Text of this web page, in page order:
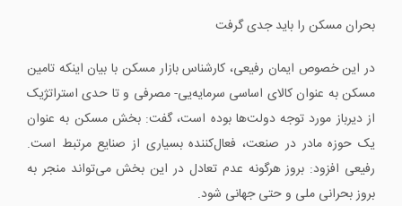
بحران مسکن را باید جدی گرفت
در این خصوص ایمان رفیعی، کارشناس بازار مسکن با بیان اینکه تامین
مسکن به ‌عنوان کالای اساسی سرمایه‌یی- مصرفی و تا حدی استراتژیک
از دیرباز مورد توجه دولت‌ها بوده است، گفت: بخش مسکن به ‌عنوان
یک حوزه مادر در صنعت، فعال‌کننده بسیاری از صنایع مرتبط است.
رفیعی افزود: بروز هرگونه عدم تعادل در این بخش می‌تواند منجر به
بروز بحرانی ملی و حتی جهانی شود.